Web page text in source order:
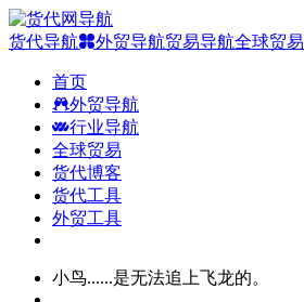
货代导航 外贸导航贸易导航全球贸易
首页
外贸导航
行业导航
全球贸易
货代博客
货代工具
外贸工具
小鸟......是无法追上飞龙的。